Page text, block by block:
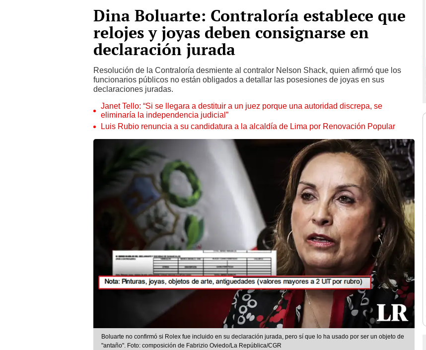
Dina Boluarte: Contraloría establece que
relojes y joyas deben consignarse en
declaración jurada
Resolución de la Contraloría desmiente al contralor Nelson Shack, quien afirmó que los
funcionarios públicos no están obligados a detallar las posesiones de joyas en sus
declaraciones juradas.
Janet Tello: “Si se llegara a destituir a un juez porque una autoridad discrepa, se
eliminaría la independencia judicial”
Luis Rubio renuncia a su candidatura a la alcaldía de Lima por Renovación Popular
Boluarte no confirmó si Rolex fue incluido en su declaración jurada, pero sí que lo ha usado por ser un objeto de
"antaño". Foto: composición de Fabrizio Oviedo/La República/CGR